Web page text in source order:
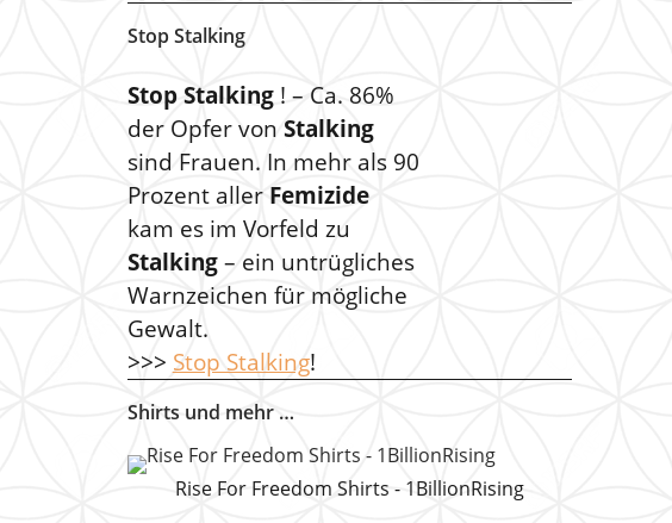
Stop Stalking
Stop Stalking! – Ca. 86%
der Opfer von Stalking
sind Frauen. In mehr als 90
Prozent aller Femizide
kam es im Vorfeld zu
Stalking– ein untrügliches
Warnzeichen für mögliche
Gewalt.
>>> Stop Stalking!
Shirts und mehr …
Rise For Freedom Shirts - 1BillionRising